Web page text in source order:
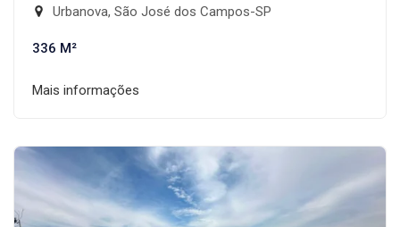
Urbanova, São José dos Campos-SP
336 M²
Mais informações